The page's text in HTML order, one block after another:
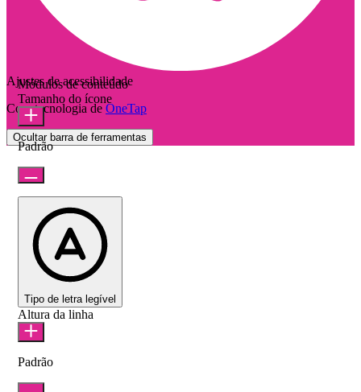
Ajustes de acessibilidade
Com tecnologia de OneTap
Ocultar barra de ferramentas
Módulos de conteúdo
Tamanho do ícone
Padrão
Tipo de letra legível
Altura da linha
Padrão